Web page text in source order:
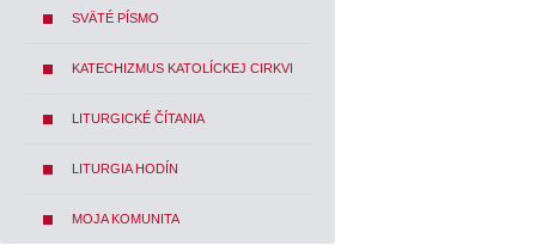
SVÄTÉ PÍSMO
KATECHIZMUS KATOLÍCKEJ CIRKVI
LITURGICKÉ ČÍTANIA
LITURGIA HODÍN
MOJA KOMUNITA